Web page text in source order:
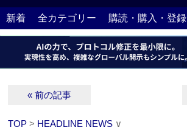
新着 全カテゴリー 購読・購入・登録
« 前の記事
TOP > HEADLINE NEWS ∨